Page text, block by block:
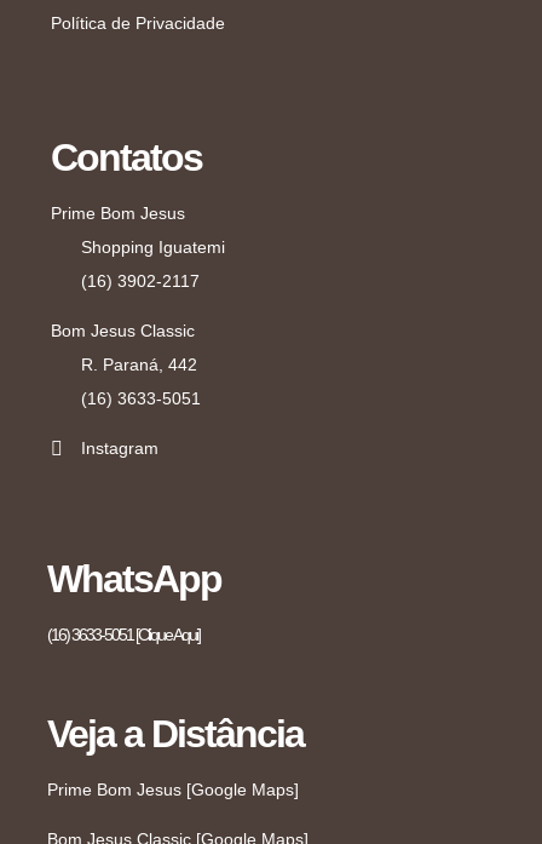
Política de Privacidade
Contatos
Prime Bom Jesus
Shopping Iguatemi
(16) 3902-2117
Bom Jesus Classic
R. Paraná, 442
(16) 3633-5051
Instagram
WhatsApp
(16) 3633-5051 [Clique Aqui]
Veja a Distância
Prime Bom Jesus [Google Maps]
Bom Jesus Classic [Google Maps]